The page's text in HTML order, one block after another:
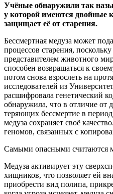
Учёные обнаружили так
у которой имеются двойные
защищает её от старения.
Бессмертная медуза может
процессов старения,
представителем животного
способен возвращаться к
потом снова взрослеть на
исследователей из
расшифровала генетический
обнаружила, что в отличие от
теряющих бессмертие в период
медуза сохраняет своё
геномов, связанных с
Самыми опасными считаются
Медуза активирует эту
хищников, что позволяет ей
приобрести вид полипа,